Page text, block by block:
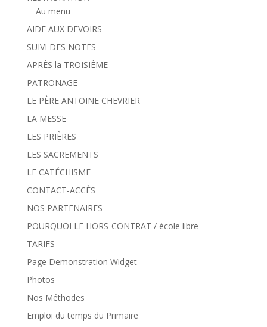
Au menu
AIDE AUX DEVOIRS
SUIVI DES NOTES
APRÈS la TROISIÈME
PATRONAGE
LE PÈRE ANTOINE CHEVRIER
LA MESSE
LES PRIÈRES
LES SACREMENTS
LE CATÉCHISME
CONTACT-ACCÈS
NOS PARTENAIRES
POURQUOI LE HORS-CONTRAT / école libre
TARIFS
Page Demonstration Widget
Photos
Nos Méthodes
Emploi du temps du Primaire